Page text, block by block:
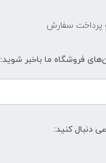
پرداخت سفارش
فروشگاه ما باخبر شوید:
دنبال کنید: